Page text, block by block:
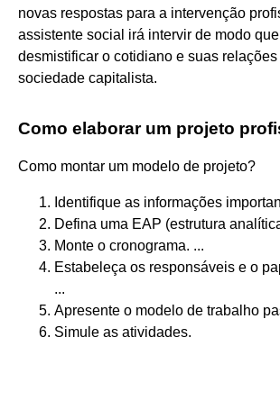
novas respostas para a intervenção
assistente social irá intervir de modo
desmistificar o cotidiano e suas
sociedade capitalista.
Como elaborar um projeto
Como montar um modelo de projeto?
Identifique as informações
Defina uma EAP (estrutura
Monte o cronograma. ...
Estabeleça os responsáveis e o
...
Apresente o modelo de trabalho
Simule as atividades.